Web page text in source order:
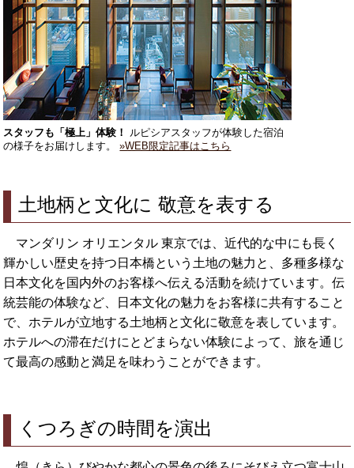
スタッフも「極上」体験！
ルピシアスタッフが体験した宿泊
の様子をお届けします。»WEB限定記事はこちら
土地柄と文化に 敬意を表する
マンダリン オリエンタル 東京では、近代的な中にも長く
輝かしい歴史を持つ日本橋という土地の魅力と、多種多様な
日本文化を国内外のお客様へ伝える活動を続けています。伝
統芸能の体験など、日本文化の魅力をお客様に共有すること
で、ホテルが立地する土地柄と文化に敬意を表しています。
ホテルへの滞在だけにとどまらない体験によって、旅を通じ
て最高の感動と満足を味わうことができます。
くつろぎの時間を演出